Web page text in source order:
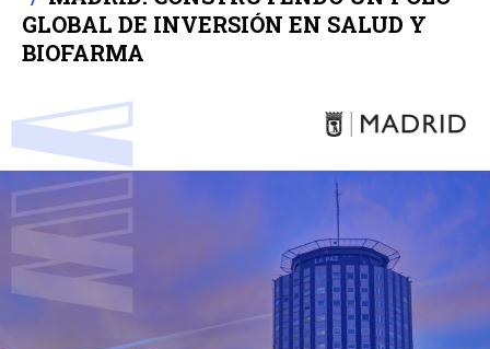
GLOBAL DE INVERSIÓN EN SALUD Y
BIOFARMA